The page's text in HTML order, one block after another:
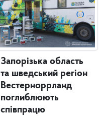
Запорізька область
та шведський регіон
Вестерноррланд
поглиблюють
співпрацю